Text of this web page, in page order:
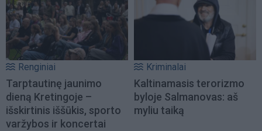
Renginiai
Tarptautinę jaunimo
dieną Kretingoje –
išskirtinis iššūkis, sporto
varžybos ir koncertai
Kriminalai
Kaltinamasis terorizmo
byloje Salmanovas: aš
myliu taiką